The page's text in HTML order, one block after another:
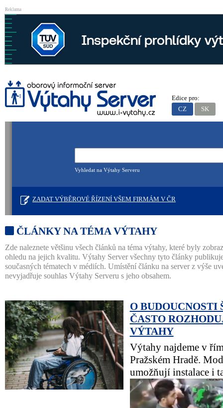
Reklama
Vyhledat na Výtahy Serveru
ZADAT VÝBĚROVÉ ŘÍZENÍ VŠEM FIRMÁM V ČR
Edice pro:
CZ
SK
ČLÁNKY NA TÉMA VÝTAHY
Zde naleznete většinu všech článků na téma výtahy, které byly
ohledu na jejich kvalitu. Výtahy Server všechny tyto články
současných tématech v médiích. Umístění článku na server z výše
nevyjadřuje souhlas Výtahy Serveru s jeho obsahem.
O
ČASTO
VÝTAHY
Výtahy najdeme v
Pražském Hradě.
umožňují instalace i